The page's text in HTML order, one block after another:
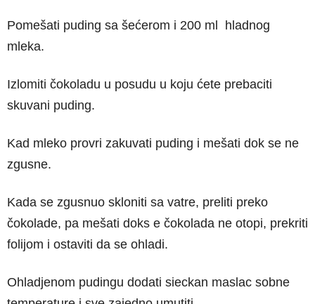
Pomešati puding sa šećerom i 200 ml hladnog
mleka.
Izlomiti čokoladu u posudu u koju ćete prebaciti
skuvani puding.
Kad mleko provri zakuvati puding i mešati dok se ne
zgusne.
Kada se zgusnuo skloniti sa vatre, preliti preko
čokolade, pa mešati doks e čokolada ne otopi, prekriti
folijom i ostaviti da se ohladi.
Ohladjenom pudingu dodati sieckan maslac sobne